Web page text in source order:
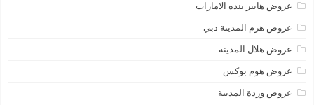
عروض هايبر بنده الامارات
عروض هرم المدينة دبي
عروض هلال المدينة
عروض هوم بوكس
عروض وردة المدينة